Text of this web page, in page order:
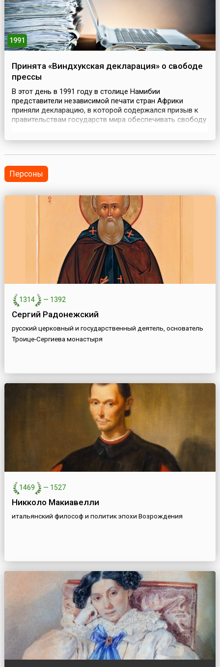
1991
Принята «Виндхукская декларация» о свободе
прессы
В этот день в 1991 году в столице Намибии
представители независимой печати стран Африки
приняли декларацию, в которой содержался призыв к
правительствам государств мира обеспечивать свободу
подчеркивалось, что важнейшей составной частью
свободная, плюралистическая и независимая пресса. В
1993 году Гене...
Персоны
1314 — 1392
Сергий Радонежский
русский церковный и государственный деятель, основатель
Троице-Сергиева монастыря
1469 — 1527
Никколо Макиавелли
итальянский философ и политик эпохи Возрождения